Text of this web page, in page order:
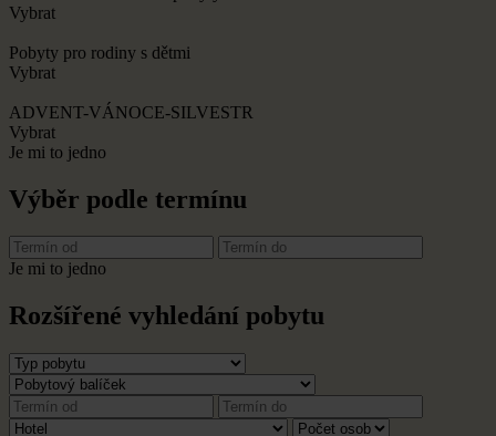
Vybrat
Pobyty pro rodiny s dětmi
Vybrat
ADVENT-VÁNOCE-SILVESTR
Vybrat
Je mi to jedno
Výběr podle termínu
Je mi to jedno
Rozšířené vyhledání pobytu